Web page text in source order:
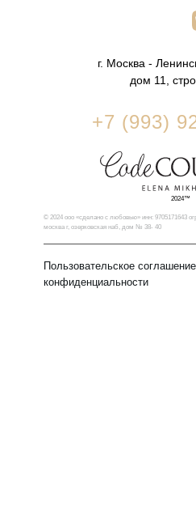
© 2024 ооо «сделано с любовью» инн: 9705171643
москва г, озерковская наб, дом № 38- 40
Пользовательское соглашение
конфиденциальности
2024™
г. Москва -
дом 11,
+7 (993)